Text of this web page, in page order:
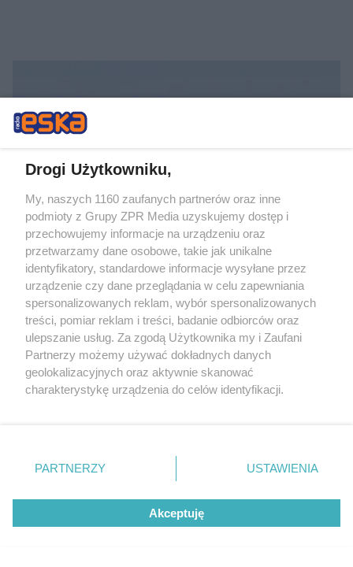
NIETYPOWA INTERWENCJA
Kobieta rodziła na stacji paliw. Policjant
odebrał poród. "Paliwo za darmo lub 50 %!"
NAJNOWSZE NEWSY:
Drogi Użytkowniku,
My, naszych 1160 zaufanych partnerów oraz inne
podmioty z Grupy ZPR Media uzyskujemy dostęp i
przechowujemy informacje na urządzeniu oraz
przetwarzamy dane osobowe, takie jak unikalne
identyfikatory, standardowe informacje wysyłane przez
urządzenie czy dane przeglądania w celu zapewniania
spersonalizowanych reklam, wybór spersonalizowanych
treści, pomiar reklam i treści, badanie odbiorców oraz
ulepszanie usług. Za zgodą Użytkownika my i Zaufani
Partnerzy możemy używać dokładnych danych
geolokalizacyjnych oraz aktywnie skanować
charakterystykę urządzenia do celów identyfikacji.
zmienić/wycofać klikając przycisk ustawień prywatności
znajdujący się w lewym dolnym rogu strony
rodzaje przetwarzania danych nie wymagają zgody
użytkownika, ale masz prawo sprzeciwić się takiemu
przetwarzaniu. Preferencje będą miały zastosowanie tylko
PARTNERZY USTAWIENIA
Akceptuję